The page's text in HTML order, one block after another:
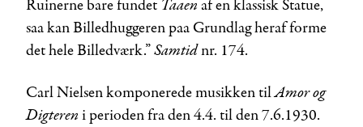
Ruinerne bare fundet Taaen af en klassisk Statue,
saa kan Billedhuggeren paa Grundlag heraf forme
det hele Billedværk.”Samtidnr. 174.
Carl Nielsen komponerede musikken tilAmor og
Digteren i perioden fra den 4.4. til den 7.6.1930.